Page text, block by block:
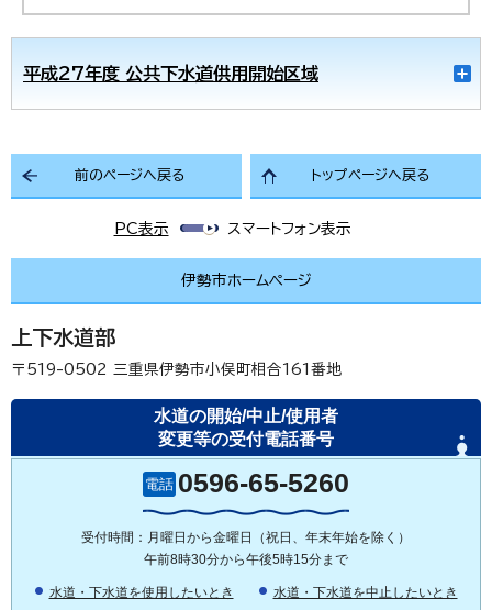
平成27年度 公共下水道供用開始区域
前のページへ戻る トップページへ戻る
PC表示 スマートフォン表示
伊勢市ホームページ
上下水道部
〒519-0502 三重県伊勢市小俣町相合161番地
水道の開始/中止/使用者
変更等の受付電話番号
電話 0596-65-5260
受付時間：月曜日から金曜日（祝日、年末年始を除く）
午前8時30分から午後5時15分まで
水道・下水道を使用したいとき 水道・下水道を中止したいとき